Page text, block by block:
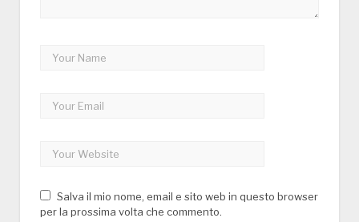
Salva il mio nome, email e sito web in questo browser
per la prossima volta che commento.